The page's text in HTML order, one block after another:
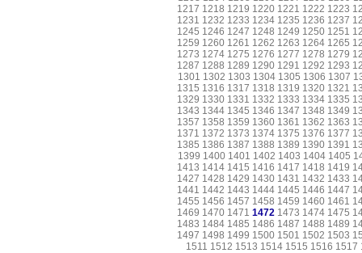
1217 1218 1219 1220 1221 1222 1223
1231 1232 1233 1234 1235 1236 1237
1245 1246 1247 1248 1249 1250 1251
1259 1260 1261 1262 1263 1264 1265
1273 1274 1275 1276 1277 1278 1279
1287 1288 1289 1290 1291 1292 1293
1301 1302 1303 1304 1305 1306 1307
1315 1316 1317 1318 1319 1320 1321
1329 1330 1331 1332 1333 1334 1335
1343 1344 1345 1346 1347 1348 1349
1357 1358 1359 1360 1361 1362 1363
1371 1372 1373 1374 1375 1376 1377
1385 1386 1387 1388 1389 1390 1391
1399 1400 1401 1402 1403 1404 1405
1413 1414 1415 1416 1417 1418 1419
1427 1428 1429 1430 1431 1432 1433
1441 1442 1443 1444 1445 1446 1447
1455 1456 1457 1458 1459 1460 1461
1469 1470 1471 1472 1473 1474 1475
1483 1484 1485 1486 1487 1488 1489
1497 1498 1499 1500 1501 1502 1503
1511 1512 1513 1514 1515 1516 1517